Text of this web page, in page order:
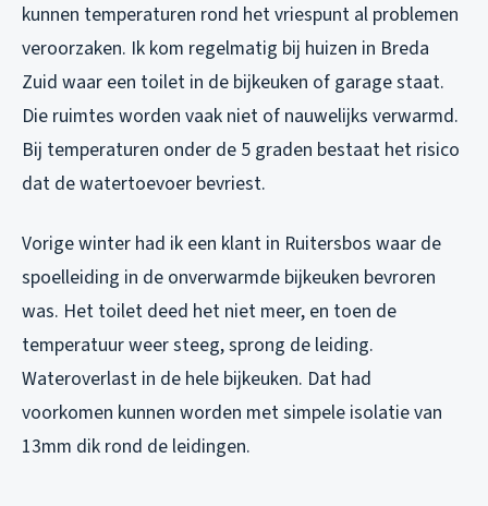
kunnen temperaturen rond het vriespunt al problemen
veroorzaken. Ik kom regelmatig bij huizen in Breda
Zuid waar een toilet in de bijkeuken of garage staat.
Die ruimtes worden vaak niet of nauwelijks verwarmd.
Bij temperaturen onder de 5 graden bestaat het risico
dat de watertoevoer bevriest.
Vorige winter had ik een klant in Ruitersbos waar de
spoelleiding in de onverwarmde bijkeuken bevroren
was. Het toilet deed het niet meer, en toen de
temperatuur weer steeg, sprong de leiding.
Wateroverlast in de hele bijkeuken. Dat had
voorkomen kunnen worden met simpele isolatie van
13mm dik rond de leidingen.